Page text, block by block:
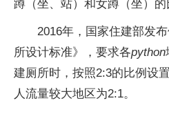
蹲（坐、站）和女蹲（坐）的
2016年，国家住建部发
所设计标准》，要求各python
建厕所时，按照2:3的比例设
人流量较大地区为2:1。